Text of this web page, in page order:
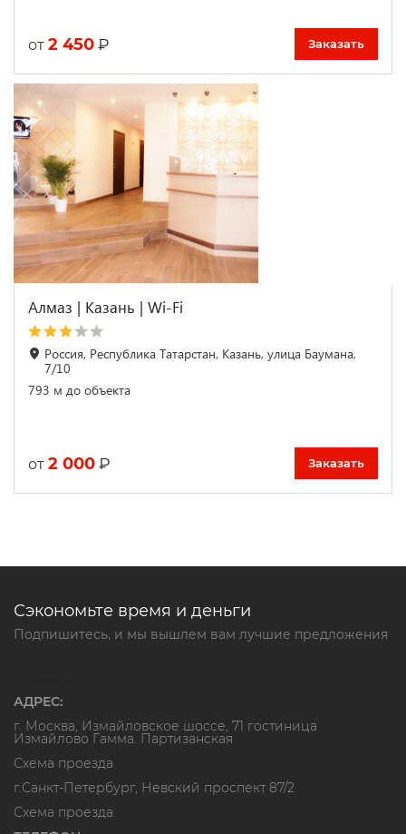
от 2 450 ₽ Заказать
Алмаз | Казань | Wi-Fi
Россия, Республика Татарстан, Казань, улица Баумана,
7/10
793 м до объекта
от 2 000 ₽ Заказать
Сэкономьте время и деньги
Подпишитесь, и мы вышлем вам лучшие предложения
АДРЕС:
г. Москва, Измайловское шоссе, 71 гостиница
Измайлово Гамма. Партизанская
Схема проезда
г.Санкт-Петербург, Невский проспект 87/2
Схема проезда